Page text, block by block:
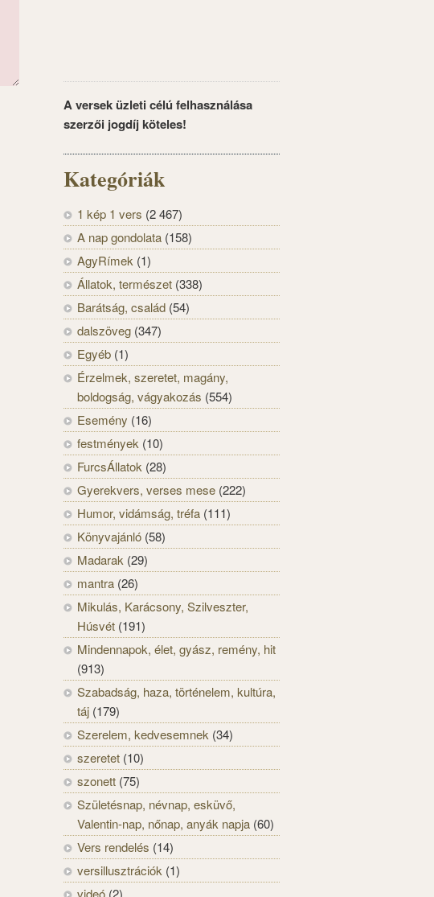
A versek üzleti célú felhasználása
szerzői jogdíj köteles!
Kategóriák
1 kép 1 vers (2 467)
A nap gondolata (158)
AgyRímek (1)
Állatok, természet (338)
Barátság, család (54)
dalszöveg (347)
Egyéb (1)
Érzelmek, szeretet, magány,
boldogság, vágyakozás (554)
Esemény (16)
festmények (10)
FurcsÁllatok (28)
Gyerekvers, verses mese (222)
Humor, vidámság, tréfa (111)
Könyvajánló (58)
Madarak (29)
mantra (26)
Mikulás, Karácsony, Szilveszter,
Húsvét (191)
Mindennapok, élet, gyász, remény, hit
(913)
Szabadság, haza, történelem, kultúra,
táj (179)
Szerelem, kedvesemnek (34)
szeretet (10)
szonett (75)
Születésnap, névnap, esküvő,
Valentin-nap, nőnap, anyák napja (60)
Vers rendelés (14)
versillusztrációk (1)
videó (2)